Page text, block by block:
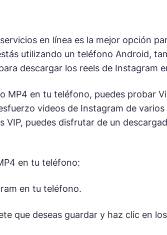
en línea es la mejor opción
utilizando un teléfono Android,
descargar los reels de Instagram
MP4 en tu teléfono, puedes probar
videos de Instagram de
VIP, puedes disfrutar de un
en tu teléfono:
en tu teléfono.
que deseas guardar y haz clic en